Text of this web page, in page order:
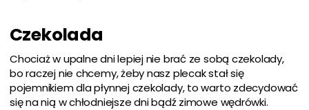
Czekolada
Chociaż w upalne dni lepiej nie brać ze sobą czekolady,
bo raczej nie chcemy, żeby nasz plecak stał się
pojemnikiem dla płynnej czekolady, to warto zdecydować
się na nią w chłodniejsze dni bądź zimowe wędrówki.